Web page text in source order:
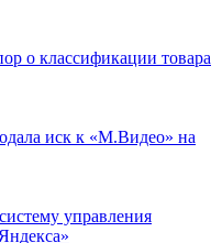
о классификации товара
иск к «М.Видео» на
управления